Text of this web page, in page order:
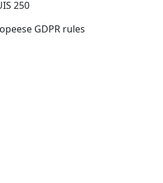
GDPR rules